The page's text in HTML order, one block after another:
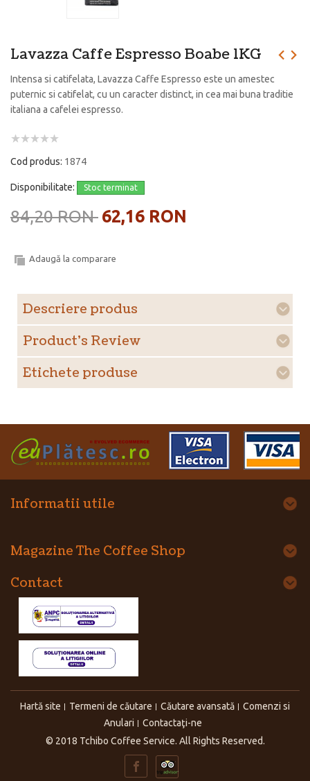
Lavazza Caffe Espresso Boabe 1KG
Intensa si catifelata, Lavazza Caffe Espresso este un amestec
puternic si catifelat, cu un caracter distinct, in cea mai buna traditie
italiana a cafelei espresso.
Cod produs: 1874
Disponibilitate: Stoc terminat
84,20 RON 62,16 RON
Adaugă la comparare
Descriere produs
Product's Review
Etichete produse
Informatii utile
Magazine The Coffee Shop
Contact
Hartă site Termeni de căutare Căutare avansată
Comenzi si
Anulari
Contactaţi-ne
© 2018 Tchibo Coffee Service. All Rights Reserved.